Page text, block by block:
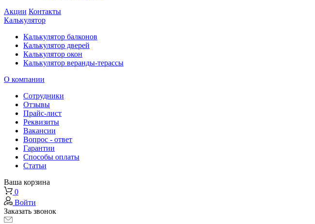
Акции Контакты
Калькулятор
Калькулятор балконов
Калькулятор дверей
Калькулятор окон
Калькулятор веранды-терассы
О компании
Сотрудники
Отзывы
Прайс-лист
Реквизиты
Вакансии
Вопрос - ответ
Гарантии
Способы оплаты
Статьи
Ваша корзина
0
Войти
Заказать звонок